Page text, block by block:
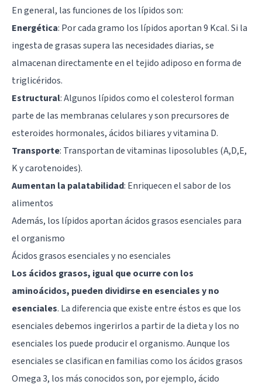
En general, las funciones de los lípidos son:
Energética: Por cada gramo los lípidos aportan 9 Kcal. Si la
ingesta de grasas supera las necesidades diarias, se
almacenan directamente en el tejido adiposo en forma de
triglicéridos.
Estructural: Algunos lípidos como el colesterol forman
parte de las membranas celulares y son precursores de
esteroides hormonales, ácidos biliares y vitamina D.
Transporte: Transportan de vitaminas liposolubles (A,D,E,
K y carotenoides).
Aumentan la palatabilidad: Enriquecen el sabor de los
alimentos
Además, los lípidos aportan ácidos grasos esenciales para
el organismo
Ácidos grasos esenciales y no esenciales
Los ácidos grasos, igual que ocurre con los
aminoácidos, pueden dividirse en esenciales y no
esenciales. La diferencia que existe entre éstos es que los
esenciales debemos ingerirlos a partir de la dieta y los no
esenciales los puede producir el organismo. Aunque los
esenciales se clasifican en familias como los ácidos grasos
Omega 3, los más conocidos son, por ejemplo, ácido